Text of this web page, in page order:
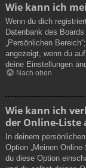
Wie kann ich
Wenn du dich
Datenbank des
„Persönlichen
angezeigt, wenn du
deine Einstellungen
Nach oben
Wie kann ich
der Online-Liste
In deinem
Option „Meinen
du diese Option